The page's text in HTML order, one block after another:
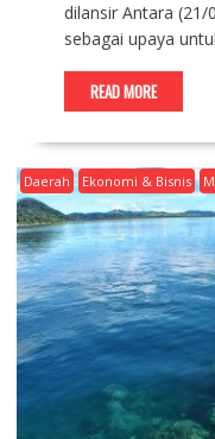
dilansir Antara
sebagai upaya
READ MORE
Daerah Ekonomi & Bisnis